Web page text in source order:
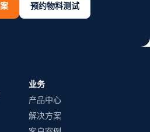
预约物料测试
业务
产品中心
解决方案